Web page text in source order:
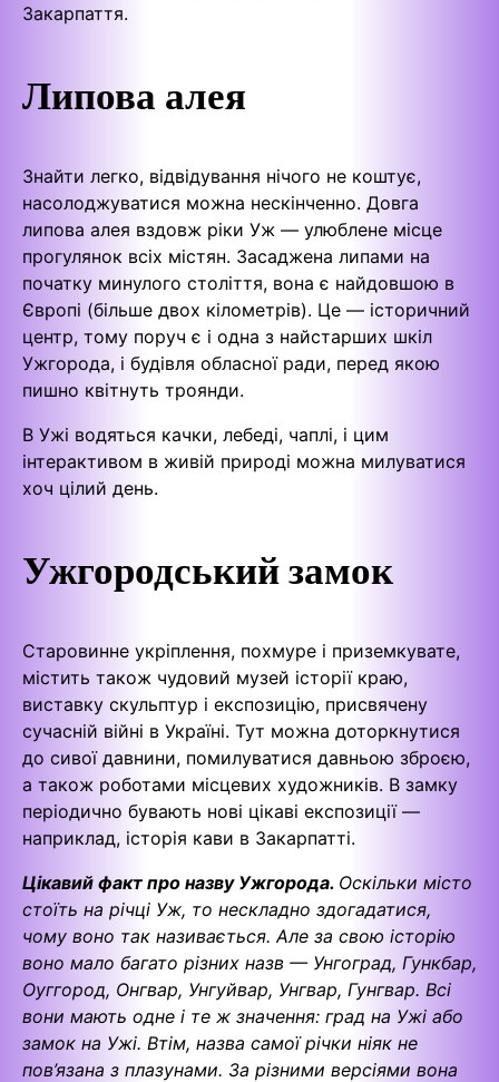
Закарпаття.
Липова алея
Знайти легко, відвідування нічого не коштує,
насолоджуватися можна нескінченно. Довга
липова алея вздовж ріки Уж — улюблене місце
прогулянок всіх містян. Засаджена липами на
початку минулого століття, вона є найдовшою в
Європі (більше двох кілометрів). Це — історичний
центр, тому поруч є і одна з найстарших шкіл
Ужгорода, і будівля обласної ради, перед якою
пишно квітнуть троянди.
В Ужі водяться качки, лебеді, чаплі, і цим
інтерактивом в живій природі можна милуватися
хоч цілий день.
Ужгородський замок
Старовинне укріплення, похмуре і приземкувате,
містить також чудовий музей історії краю,
виставку скульптур і експозицію, присвячену
сучасній війні в Україні. Тут можна доторкнутися
до сивої давнини, помилуватися давньою зброєю,
а також роботами місцевих художників. В замку
періодично бувають нові цікаві експозиції —
наприклад, історія кави в Закарпатті.
Цікавий факт про назву Ужгорода. Оскільки місто
стоїть на річці Уж, то нескладно здогадатися,
чому воно так називається. Але за свою історію
воно мало багато різних назв — Унгоград, Гункбар,
Оуггород, Онгвар, Унгуйвар, Унгвар, Гунгвар. Всі
вони мають одне і те ж значення: град на Ужі або
замок на Ужі. Втім, назва самої річки ніяк не
пов’язана з плазунами. За різними версіями вона